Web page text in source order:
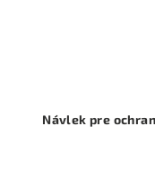
Návlek pre